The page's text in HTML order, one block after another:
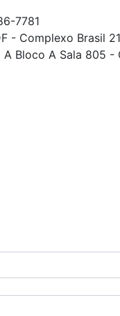
7781
- Complexo Brasil
Bloco A Sala 805 -